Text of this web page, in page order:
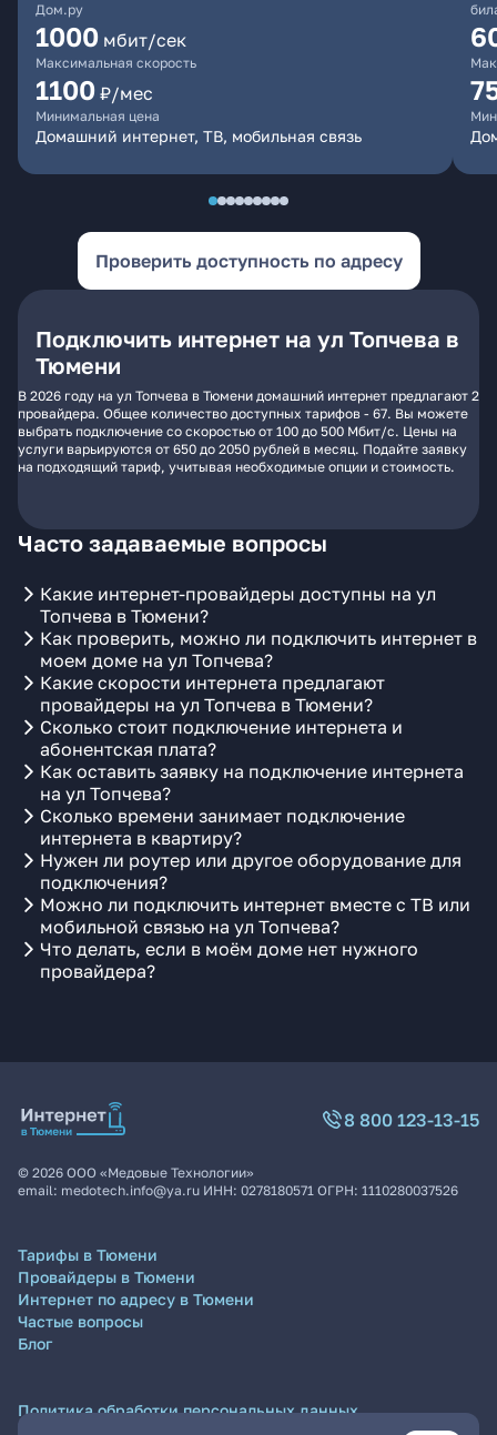
Дом.ру
1000 мбит/сек
Максимальная скорость
1100 ₽/мес
Минимальная цена
Домашний интернет, ТВ, мобильная связь
Проверить доступность по адресу
Подключить интернет на ул Топчева в
Тюмени
В 2026 году на ул Топчева в Тюмени домашний интернет предлагают 2
провайдера. Общее количество доступных тарифов - 67. Вы можете
выбрать подключение со скоростью от 100 до 500 Мбит/с. Цены на
услуги варьируются от 650 до 2050 рублей в месяц. Подайте заявку
на подходящий тариф, учитывая необходимые опции и стоимость.
Часто задаваемые вопросы
Какие интернет-провайдеры доступны на ул
Топчева в Тюмени?
Как проверить, можно ли подключить интернет в
моем доме на ул Топчева?
Какие скорости интернета предлагают
провайдеры на ул Топчева в Тюмени?
Сколько стоит подключение интернета и
абонентская плата?
Как оставить заявку на подключение интернета
на ул Топчева?
Сколько времени занимает подключение
интернета в квартиру?
Нужен ли роутер или другое оборудование для
подключения?
Можно ли подключить интернет вместе с ТВ или
мобильной связью на ул Топчева?
Что делать, если в моём доме нет нужного
провайдера?
8 800 123-13-15
© 2026 ООО «Медовые Технологии»
email: medotech.info@ya.ru ИНН: 0278180571 ОГРН: 1110280037526
Тарифы в Тюмени
Провайдеры в Тюмени
Интернет по адресу в Тюмени
Частые вопросы
Блог
Политика обработки персональных данных